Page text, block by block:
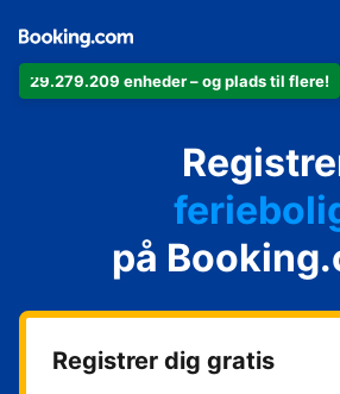
29.279.209 enheder – og plads til flere!
din
dit hotel
dit
dit bed &
på
Registrer dig gratis